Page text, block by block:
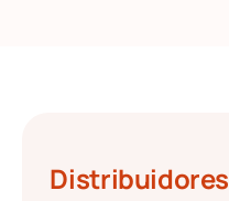
Distribuidores